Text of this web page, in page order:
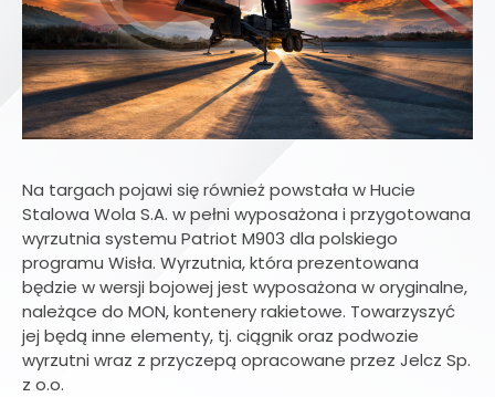
Na targach pojawi się również powstała w Hucie
Stalowa Wola S.A. w pełni wyposażona i przygotowana
wyrzutnia systemu Patriot M903 dla polskiego
programu Wisła. Wyrzutnia, która prezentowana
będzie w wersji bojowej jest wyposażona w oryginalne,
należące do MON, kontenery rakietowe. Towarzyszyć
jej będą inne elementy, tj. ciągnik oraz podwozie
wyrzutni wraz z przyczepą opracowane przez Jelcz Sp.
z o.o.